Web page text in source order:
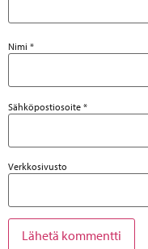
Nimi *
Sähköpostiosoite *
Verkkosivusto